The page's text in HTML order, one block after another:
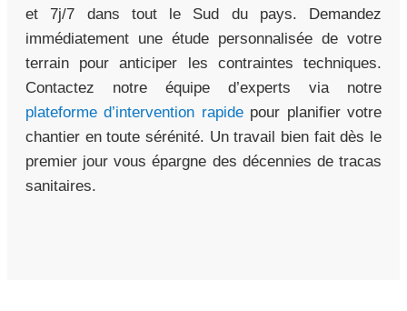
et 7j/7 dans tout le Sud du pays. Demandez
immédiatement une étude personnalisée de votre
terrain pour anticiper les contraintes techniques.
Contactez notre équipe d’experts via notre
plateforme d’intervention rapidepour planifier votre
chantier en toute sérénité. Un travail bien fait dès le
premier jour vous épargne des décennies de tracas
sanitaires.